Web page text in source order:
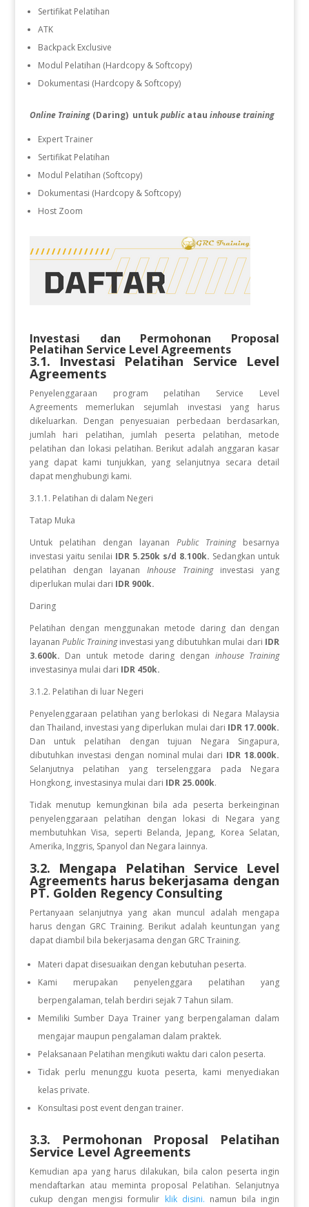
Sertifikat Pelatihan
ATK
Backpack Exclusive
Modul Pelatihan (Hardcopy & Softcopy)
Dokumentasi (Hardcopy & Softcopy)
Online Training (Daring) untukpublic atau inhouse training
Expert Trainer
Sertifikat Pelatihan
Modul Pelatihan (Softcopy)
Dokumentasi (Hardcopy & Softcopy)
Host Zoom
Investasi dan Permohonan Proposal
Pelatihan Service Level Agreements
3.1. Investasi Pelatihan Service Level
Agreements
Penyelenggaraan program pelatihan Service Level
Agreementsmemerlukan sejumlah investasi yang harus
dikeluarkan. Dengan penyesuaian perbedaan berdasarkan,
jumlah hari pelatihan, jumlah peserta pelatihan, metode
pelatihan dan lokasi pelatihan. Berikut adalah anggaran kasar
yang dapat kami tunjukkan, yang selanjutnya secara detail
dapat menghubungi kami.
3.1.1. Pelatihan di dalam Negeri
Tatap Muka
Untuk pelatihan dengan layanan Public Trainingbesarnya
investasi yaitu senilai IDR 5.250k s/d 8.100k. Sedangkan untuk
pelatihan dengan layanan Inhouse Training investasi yang
diperlukan mulai dari IDR 900k.
Daring
Pelatihan dengan menggunakan metode daring dan dengan
layananPublic Traininginvestasi yang dibutuhkan mulai dari IDR
3.600k. Dan untuk metode daring dengan inhouse Training
investasinya mulai dari IDR 450k.
3.1.2. Pelatihan di luar Negeri
Penyelenggaraan pelatihan yang berlokasi di Negara Malaysia
dan Thailand, investasi yang diperlukan mulai dari IDR 17.000k.
Dan
untuk pelatihan dengan tujuan Negara
Singapura,
dibutuhkan investasi dengan nominal mulai dari IDR 18.000k.
Selanjutnya pelatihan yang terselenggara pada Negara
Hongkong, investasinya mulai dari IDR 25.000k.
Tidak menutup kemungkinan bila ada peserta berkeinginan
penyelenggaraan pelatihan dengan lokasi di Negara yang
membutuhkan Visa, seperti Belanda, Jepang, Korea Selatan,
Amerika, Inggris, Spanyol dan Negara lainnya.
3.2. Mengapa Pelatihan Service Level
Agreementsharus bekerjasama dengan
PT. Golden Regency Consulting
Pertanyaan selanjutnya yang akan muncul adalah mengapa
harus dengan GRC Training. Berikut adalah keuntungan yang
dapat diambil bila bekerjasama dengan GRC Training.
Materi dapat disesuaikan dengan kebutuhan peserta.
Kami merupakan penyelenggara pelatihan yang
berpengalaman, telah berdiri sejak 7 Tahun silam.
Memiliki Sumber Daya Trainer yang berpengalaman dalam
mengajar maupun pengalaman dalam praktek.
Pelaksanaan Pelatihan mengikuti waktu dari calon peserta.
Tidak perlu menunggu kuota peserta, kami menyediakan
kelas private.
Konsultasi post event dengan trainer.
3.3. Permohonan Proposal Pelatihan
Service Level Agreements
Kemudian apa yang harus dilakukan, bila calon peserta ingin
mendaftarkan atau meminta proposal Pelatihan. Selanjutnya
cukup dengan mengisi formulir klik disini. namun bila ingin